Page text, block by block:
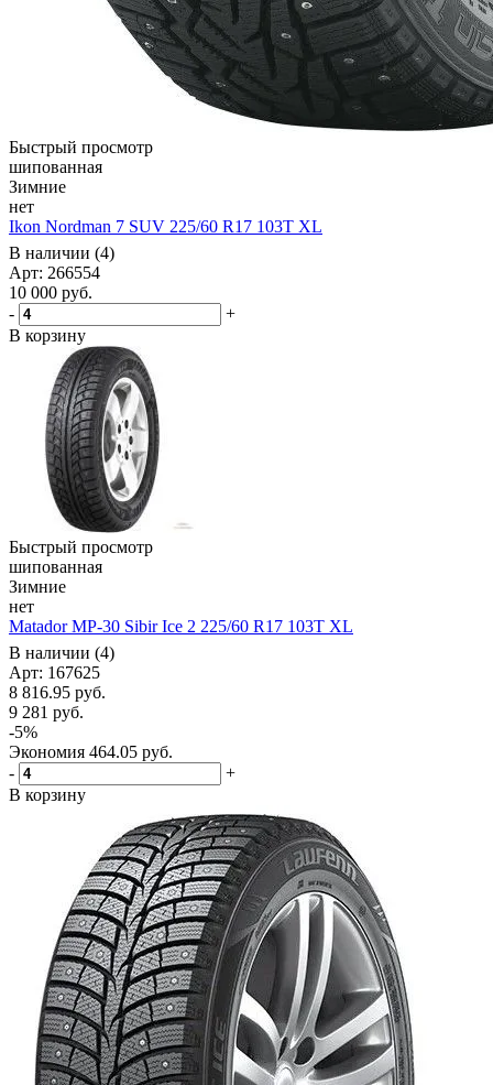
Быстрый просмотр
шипованная
Зимние
нет
Ikon Nordman 7 SUV 225/60 R17 103T XL
В наличии (4)
Арт: 266554
10 000 руб.
-
+
В корзину
Быстрый просмотр
шипованная
Зимние
нет
Matador MP-30 Sibir Ice 2 225/60 R17 103T XL
В наличии (4)
Арт: 167625
8 816.95 руб.
9 281 руб.
-5%
Экономия 464.05 руб.
-
+
В корзину